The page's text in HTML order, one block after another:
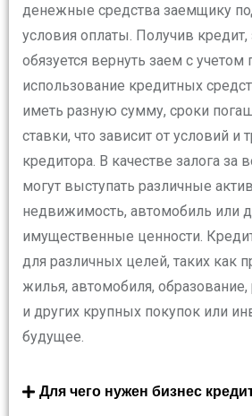
денежные средства заемщику
условия оплаты. Получив
обязуется вернуть заем с учетом
использование кредитных
иметь разную сумму, сроки
ставки, что зависит от условий и
кредитора. В качестве залога за
могут выступать различные
недвижимость, автомобиль или
имущественные ценности.
для различных целей, таких как
жилья, автомобиля, образование,
и других крупных покупок или
будущее.
Для чего нужен бизнес